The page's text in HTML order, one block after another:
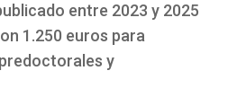
entre 2023 y 2025
1.250 euros para
y